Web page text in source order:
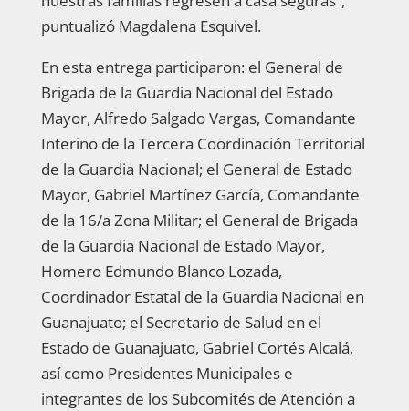
puntualizó Magdalena Esquivel.
En esta entrega participaron: el General de
Brigada de la Guardia Nacional del Estado
Mayor, Alfredo Salgado Vargas, Comandante
Interino de la Tercera Coordinación Territorial
de la Guardia Nacional; el General de Estado
Mayor, Gabriel Martínez García, Comandante
de la 16/a Zona Militar; el General de Brigada
de la Guardia Nacional de Estado Mayor,
Homero Edmundo Blanco Lozada,
Coordinador Estatal de la Guardia Nacional en
Guanajuato; el Secretario de Salud en el
Estado de Guanajuato, Gabriel Cortés Alcalá,
así como Presidentes Municipales e
integrantes de los Subcomités de Atención a